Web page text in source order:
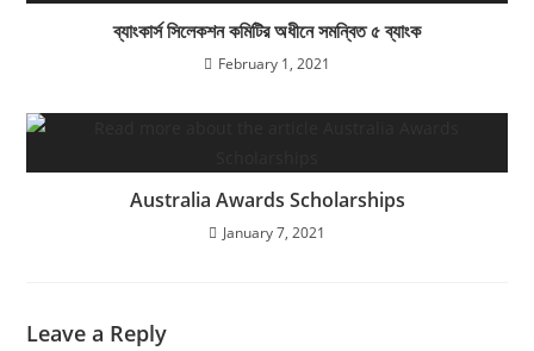
ব্যাংকার্স সিলেকশন কমিটির অধীনে সমন্বিত ৫ ব্যাংক
February 1, 2021
Australia Awards Scholarships
January 7, 2021
Leave a Reply